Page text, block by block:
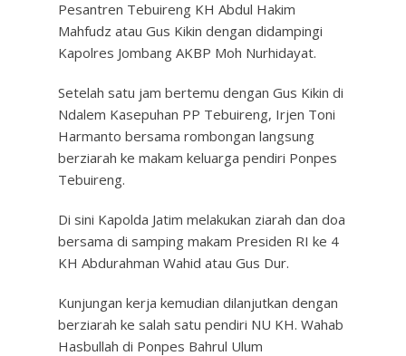
Pesantren Tebuireng KH Abdul Hakim
Mahfudz atau Gus Kikin dengan didampingi
Kapolres Jombang AKBP Moh Nurhidayat.
Setelah satu jam bertemu dengan Gus Kikin di
Ndalem Kasepuhan PP Tebuireng, Irjen Toni
Harmanto bersama rombongan langsung
berziarah ke makam keluarga pendiri Ponpes
Tebuireng.
Di sini Kapolda Jatim melakukan ziarah dan doa
bersama di samping makam Presiden RI ke 4
KH Abdurahman Wahid atau Gus Dur.
Kunjungan kerja kemudian dilanjutkan dengan
berziarah ke salah satu pendiri NU KH. Wahab
Hasbullah di Ponpes Bahrul Ulum